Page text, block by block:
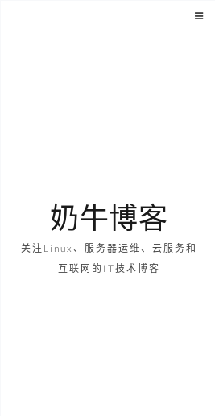
奶牛博客
关注Linux、服务器运维、云服务和
互联网的IT技术博客